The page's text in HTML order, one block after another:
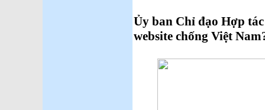
Ủy ban Chỉ đạo Hợp
website chống Việt